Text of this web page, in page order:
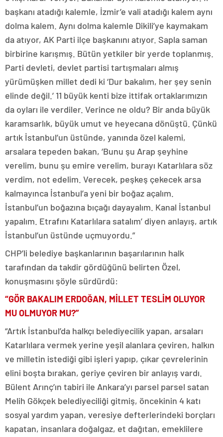
başkanı atadığı kalemle, İzmir’e vali atadığı kalem aynı
dolma kalem. Aynı dolma kalemle Dikili’ye kaymakam
da atıyor, AK Parti ilçe başkanını atıyor. Sapla saman
birbirine karışmış. Bütün yetkiler bir yerde toplanmış.
Parti devleti, devlet partisi tartışmaları almış
yürümüşken millet dedi ki ‘Dur bakalım, her şey senin
elinde değil.’ 11 büyük kenti bize ittifak ortaklarımızın
da oyları ile verdiler. Verince ne oldu? Bir anda büyük
karamsarlık, büyük umut ve heyecana dönüştü. Çünkü
artık İstanbul’un üstünde, yanında özel kalemi,
arsalara tepeden bakan, ‘Bunu şu Arap şeyhine
verelim, bunu şu emire verelim, burayı Katarlılara söz
verdim, not edelim. Verecek, peşkeş çekecek arsa
kalmayınca İstanbul’a yeni bir boğaz açalım.
İstanbul’un boğazına bıçağı dayayalım. Kanal İstanbul
yapalım. Etrafını Katarlılara satalım’ diyen anlayış, artık
İstanbul’un üstünde uçmuyordu.”
CHP’li belediye başkanlarının başarılarının halk
tarafından da takdir gördüğünü belirten Özel,
konuşmasını şöyle sürdürdü:
“GÖR BAKALIM ERDOĞAN, MİLLET TESLİM OLUYOR
MU OLMUYOR MU?”
“Artık İstanbul’da halkçı belediyecilik yapan, arsaları
Katarlılara vermek yerine yeşil alanlara çeviren, halkın
ve milletin istediği gibi işleri yapıp, çıkar çevrelerinin
elini boşta bırakan, geriye çeviren bir anlayış vardı.
Bülent Arınç’ın tabiri ile Ankara’yı parsel parsel satan
Melih Gökçek belediyeciliği gitmiş, öncekinin 4 katı
sosyal yardım yapan, veresiye defterlerindeki borçları
kapatan, insanlara doğalgaz, et dağıtan, emeklilere